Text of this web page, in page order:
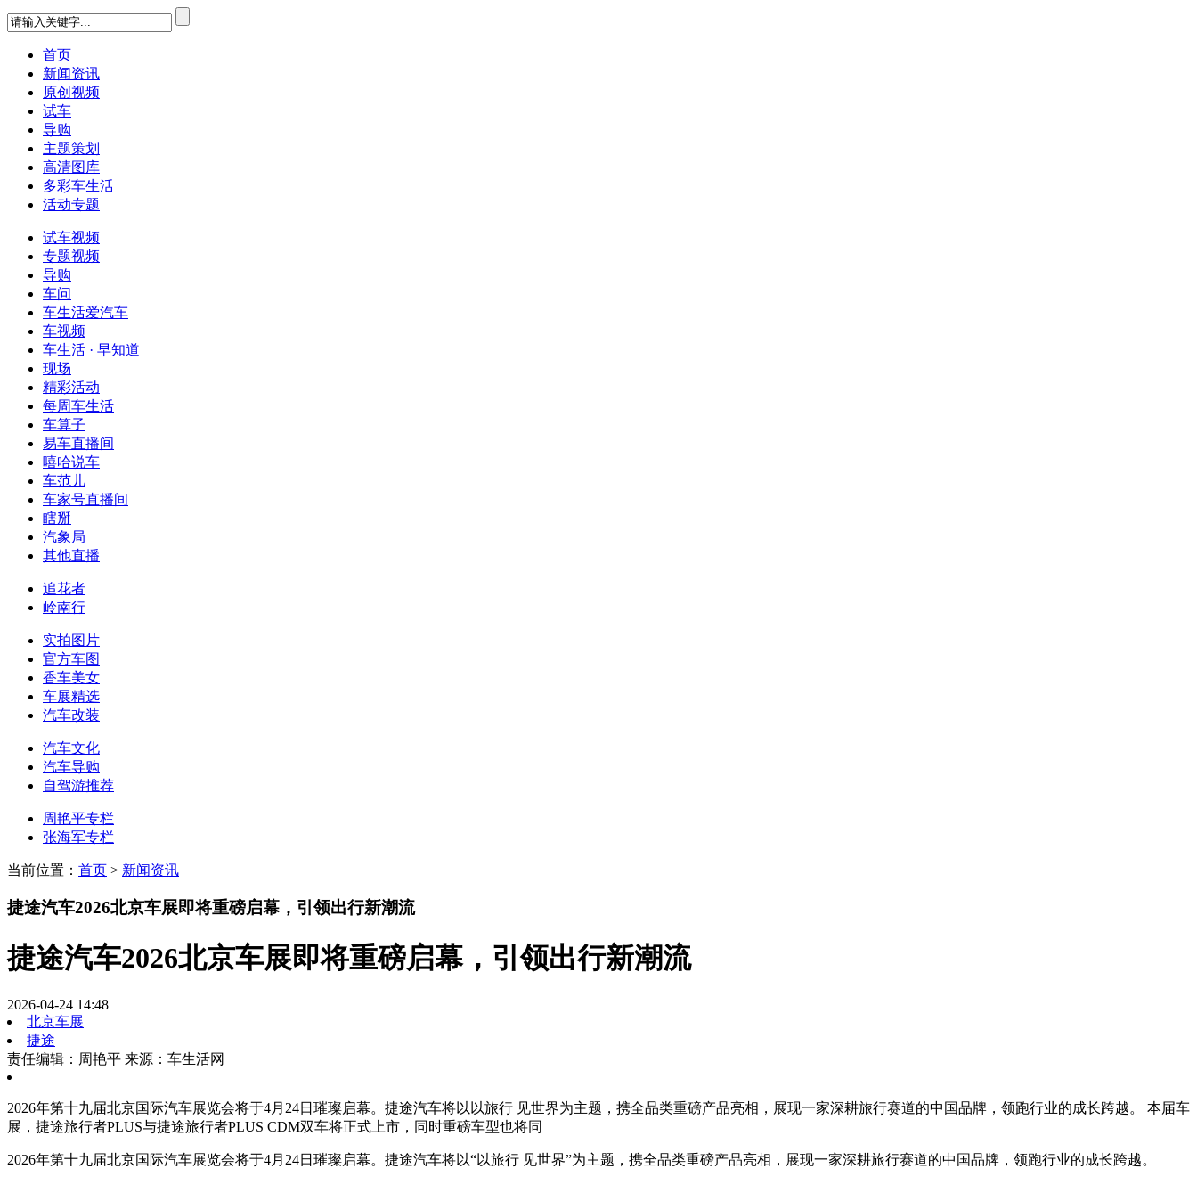
首页
新闻资讯
原创视频
试车
导购
主题策划
高清图库
多彩车生活
活动专题
试车视频
专题视频
导购
车问
车生活爱汽车
车视频
车生活 · 早知道
现场
精彩活动
每周车生活
车算子
易车直播间
嘻哈说车
车范儿
车家号直播间
瞎掰
汽象局
其他直播
追花者
岭南行
实拍图片
官方车图
香车美女
车展精选
汽车改装
汽车文化
汽车导购
自驾游推荐
周艳平专栏
张海军专栏
当前位置： 首页 > 新闻资讯
捷途汽车2026北京车展即将重磅启幕，引领出行新潮流
捷途汽车2026北京车展即将重磅启幕，引领出行新潮流
2026-04-24 14:48
北京车展
捷途
责任编辑：周艳平 来源：车生活网
2026年第十九届北京国际汽车展览会将于4月24日璀璨启幕。捷途汽车将以以旅行 见世界为主题，携全品类重磅产品亮相，展现一家深耕旅行赛道的中国品牌，领跑行业的成长跨越。 本届车
展，捷途旅行者PLUS与捷途旅行者PLUS CDM双车将正式上市，同时重磅车型也将同
2026年第十九届北京国际汽车展览会将于4月24日璀璨启幕。捷途汽车将以“以旅行 见世界”为主题，携全品类重磅产品亮相，展现一家深耕旅行赛道的中国品牌，领跑行业的成长跨越。